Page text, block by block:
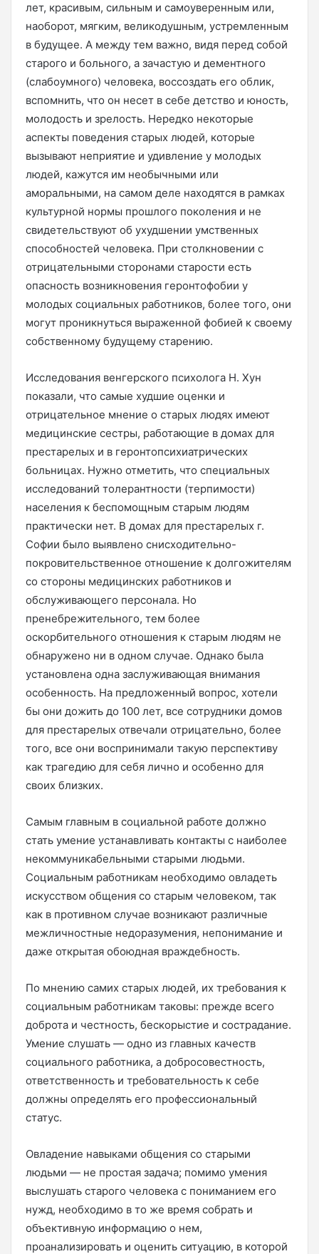
лет, красивым, сильным и самоуверенным или,
наоборот, мягким, великодушным, устремленным
в будущее. А между тем важно, видя перед собой
старого и больного, а зачастую и дементного
(слабоумного) человека, воссоздать его облик,
вспомнить, что он несет в себе детство и юность,
молодость и зрелость. Нередко некоторые
аспекты поведения старых людей, которые
вызывают неприятие и удивление у молодых
людей, кажутся им необычными или
аморальными, на самом деле находятся в рамках
культурной нормы прошлого поколения и не
свидетельствуют об ухудшении умственных
способностей человека. При столкновении с
отрицательными сторонами старости есть
опасность возникновения геронтофобии у
молодых социальных работников, более того, они
могут проникнуться выраженной фобией к своему
собственному будущему старению.
Исследования венгерского психолога Н. Хун
показали, что самые худшие оценки и
отрицательное мнение о старых людях имеют
медицинские сестры, работающие в домах для
престарелых и в геронтопсихиатрических
больницах. Нужно отметить, что специальных
исследований толерантности (терпимости)
населения к беспомощным старым людям
практически нет. В домах для престарелых г.
Софии было выявлено снисходительно-
покровительственное отношение к долгожителям
со стороны медицинских работников и
обслуживающего персонала. Но
пренебрежительного, тем более
оскорбительного отношения к старым людям не
обнаружено ни в одном случае. Однако была
установлена одна заслуживающая внимания
особенность. На предложенный вопрос, хотели
бы они дожить до 100 лет, все сотрудники домов
для престарелых отвечали отрицательно, более
того, все они воспринимали такую перспективу
как трагедию для себя лично и особенно для
своих близких.
Самым главным в социальной работе должно
стать умение устанавливать контакты с наиболее
некоммуникабельными старыми людьми.
Социальным работникам необходимо овладеть
искусством общения со старым человеком, так
как в противном случае возникают различные
межличностные недоразумения, непонимание и
даже открытая обоюдная враждебность.
По мнению самих старых людей, их требования к
социальным работникам таковы: прежде всего
доброта и честность, бескорыстие и сострадание.
Умение слушать — одно из главных качеств
социального работника, а добросовестность,
ответственность и требовательность к себе
должны определять его профессиональный
статус.
Овладение навыками общения со старыми
людьми — не простая задача; помимо умения
выслушать старого человека с пониманием его
нужд, необходимо в то же время собрать и
объективную информацию о нем,
проанализировать и оценить ситуацию, в которой